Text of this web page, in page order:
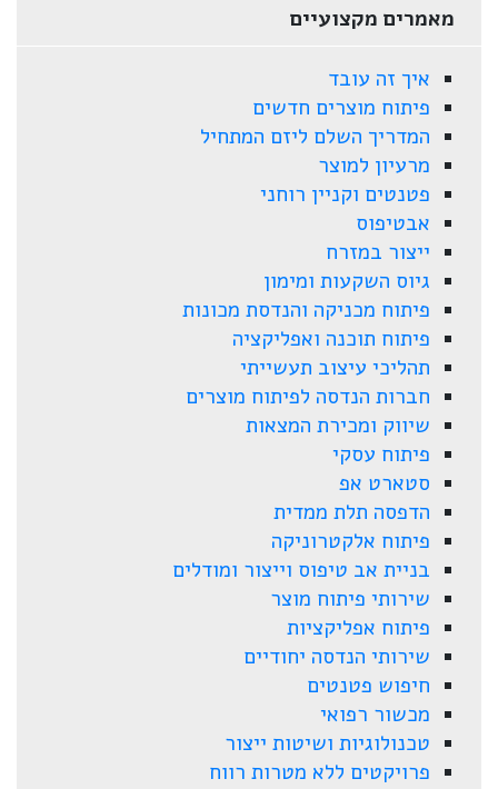
מאמרים מקצועיים
איך זה עובד
פיתוח מוצרים חדשים
המדריך השלם ליזם המתחיל
מרעיון למוצר
פטנטים וקניין רוחני
אבטיפוס
ייצור במזרח
גיוס השקעות ומימון
פיתוח מכניקה והנדסת מכונות
פיתוח תוכנה ואפליקציה
תהליכי עיצוב תעשייתי
חברות הנדסה לפיתוח מוצרים
שיווק ומכירת המצאות
פיתוח עסקי
סטארט אפ
הדפסה תלת ממדית
פיתוח אלקטרוניקה
בניית אב טיפוס וייצור ומודלים
שירותי פיתוח מוצר
פיתוח אפליקציות
שירותי הנדסה יחודיים
חיפוש פטנטים
מכשור רפואי
טכנולוגיות ושיטות ייצור
פרויקטים ללא מטרות רווח